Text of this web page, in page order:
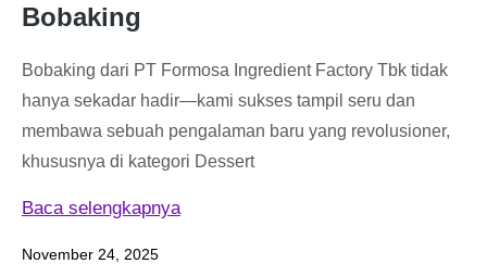
Bobaking
Bobaking dari PT Formosa Ingredient Factory Tbk tidak
hanya sekadar hadir—kami sukses tampil seru dan
membawa sebuah pengalaman baru yang revolusioner,
khususnya di kategori Dessert
Baca selengkapnya
November 24, 2025